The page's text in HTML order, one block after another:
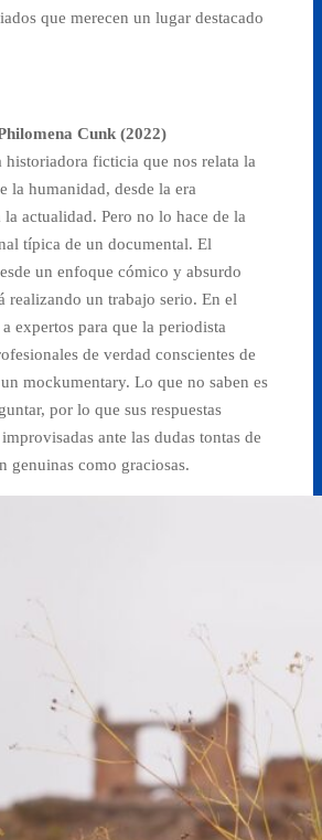
que merecen un lugar destacado
Cunk (2022)
historiadora ficticia que nos relata la
la humanidad, desde la era
la actualidad. Pero no lo hace de la
típica de un documental. El
un enfoque cómico y absurdo
realizando un trabajo serio. En el
expertos para que la periodista
de verdad conscientes de
mockumentary. Lo que no saben es
por lo que sus respuestas
ante las dudas tontas de
genuinas como graciosas.